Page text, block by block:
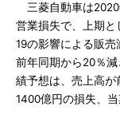
三菱自動車は2020
営業損失で、上期
19の影響による販売
前年同期から20％
績予想は、売上高
1400億円の損失、